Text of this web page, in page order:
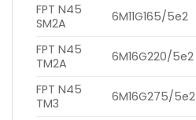
FPT N45
SM2A
6M11G165/5e2
FPT N45
TM2A
6M16G220/5e2
FPT N45
TM3
6M16G275/5e2